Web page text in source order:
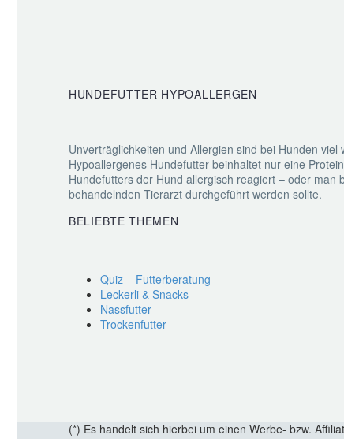
HUNDEFUTTER HYPOALLERGEN
Unverträglichkeiten und Allergien sind bei Hunden
Hypoallergenes Hundefutter beinhaltet nur eine
Hundefutters der Hund allergisch reagiert – oder
behandelnden Tierarzt durchgeführt werden sollte.
BELIEBTE THEMEN
Quiz – Futterberatung
Leckerli & Snacks
Nassfutter
Trockenfutter
(*) Es handelt sich hierbei um einen Werbe- bzw.